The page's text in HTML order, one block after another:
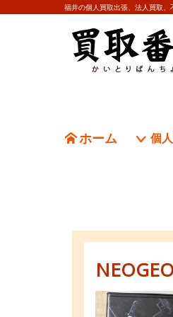
福井の個人買取出張、法人買取
ホーム 個